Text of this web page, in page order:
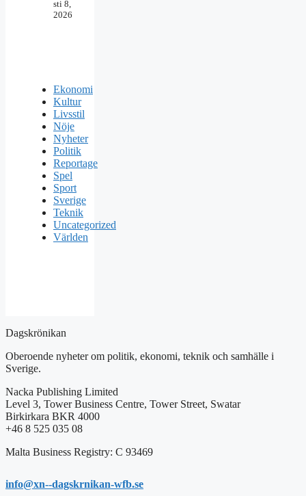
sti 8,
2026
Ekonomi
Kultur
Livsstil
Nöje
Nyheter
Politik
Reportage
Spel
Sport
Sverige
Teknik
Uncategorized
Världen
Dagskrönikan
Oberoende nyheter om politik, ekonomi, teknik och samhälle i
Sverige.
Nacka Publishing Limited
Level 3, Tower Business Centre, Tower Street, Swatar
Birkirkara BKR 4000
+46 8 525 035 08
Malta Business Registry: C 93469
info@xn--dagskrnikan-wfb.se